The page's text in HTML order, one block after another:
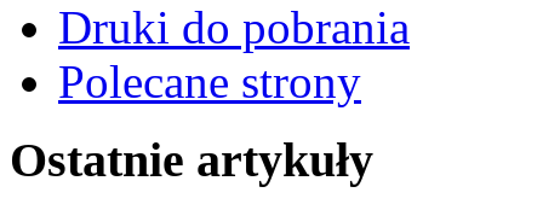
Druki do pobrania
Polecane strony
Ostatnie artykuły